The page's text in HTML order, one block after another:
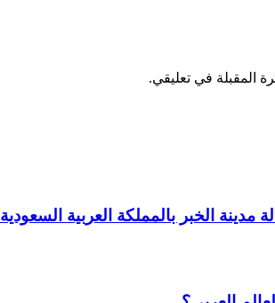
المقبلة في تعليقي.
الخبر بالمملكة العربية السعودية